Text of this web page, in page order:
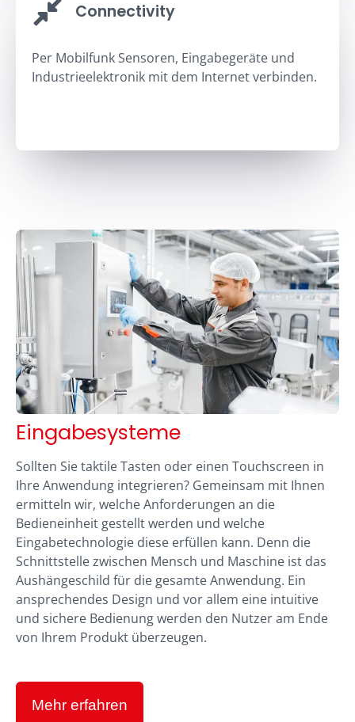
Connectivity
Per Mobilfunk Sensoren, Eingabegeräte und
Industrieelektronik mit dem Internet verbinden.
Eingabesysteme
Sollten Sie taktile Tasten oder einen Touchscreen in
Ihre Anwendung integrieren? Gemeinsam mit Ihnen
ermitteln wir, welche Anforderungen an die
Bedieneinheit gestellt werden und welche
Eingabetechnologie diese erfüllen kann. Denn die
Schnittstelle zwischen Mensch und Maschine ist das
Aushängeschild für die gesamte Anwendung. Ein
ansprechendes Design und vor allem eine intuitive
und sichere Bedienung werden den Nutzer am Ende
von Ihrem Produkt überzeugen.
Mehr erfahren